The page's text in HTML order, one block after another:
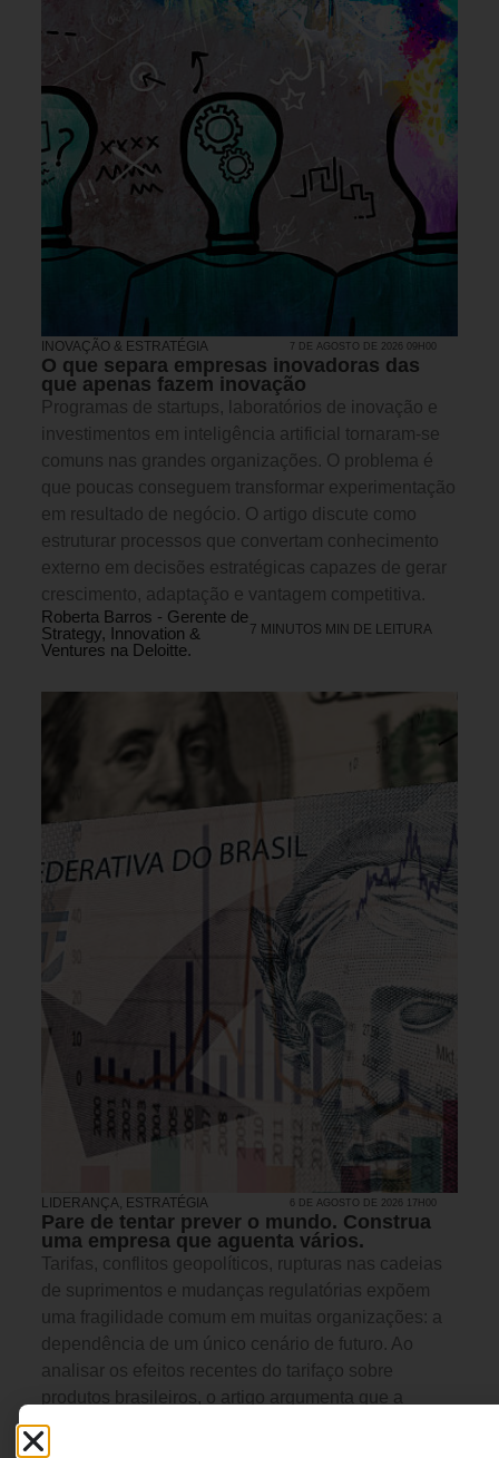
INOVAÇÃO & ESTRATÉGIA 7 DE AGOSTO DE 2026 09H00
O que separa empresas inovadoras das
que apenas fazem inovação
Programas de startups, laboratórios de inovação e
investimentos em inteligência artificial tornaram-se
comuns nas grandes organizações. O problema é
que poucas conseguem transformar experimentação
em resultado de negócio. O artigo discute como
estruturar processos que convertam conhecimento
externo em decisões estratégicas capazes de gerar
crescimento, adaptação e vantagem competitiva.
Roberta Barros - Gerente de
Strategy, Innovation &
Ventures na Deloitte.
7 MINUTOS MIN DE LEITURA
LIDERANÇA, ESTRATÉGIA 6 DE AGOSTO DE 2026 17H00
Pare de tentar prever o mundo. Construa
uma empresa que aguenta vários.
Tarifas, conflitos geopolíticos, rupturas nas cadeias
de suprimentos e mudanças regulatórias expõem
uma fragilidade comum em muitas organizações: a
dependência de um único cenário de futuro. Ao
analisar os efeitos recentes do tarifaço sobre
produtos brasileiros, o artigo argumenta que a
verdadeira vantagem competitiva não está em
prever corretamente o próximo choque, mas em